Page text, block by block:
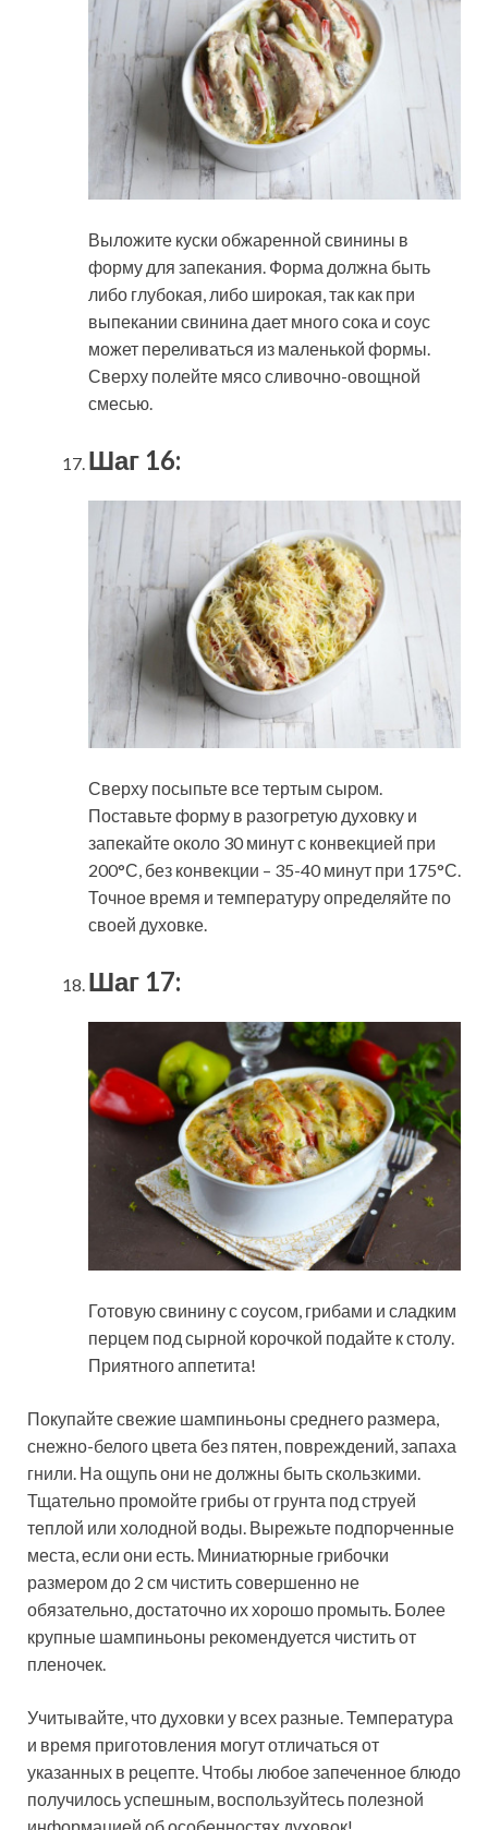
Выложите куски обжаренной свинины в
форму для запекания. Форма должна быть
либо глубокая, либо широкая, так как при
выпекании свинина дает много сока и соус
может переливаться из маленькой формы.
Сверху полейте мясо сливочно-овощной
смесью.
Шаг 16:
Сверху посыпьте все тертым сыром.
Поставьте форму в разогретую духовку и
запекайте около 30 минут с конвекцией при
200°С, без конвекции – 35-40 минут при 175°С.
Точное время и температуру определяйте по
своей духовке.
Шаг 17:
Готовую свинину с соусом, грибами и сладким
перцем под сырной корочкой подайте к столу.
Приятного аппетита!
Покупайте свежие шампиньоны среднего размера,
снежно-белого цвета без пятен, повреждений, запаха
гнили. На ощупь они не должны быть скользкими.
Тщательно промойте грибы от грунта под струей
теплой или холодной воды. Вырежьте подпорченные
места, если они есть. Миниатюрные грибочки
размером до 2 см чистить совершенно не
обязательно, достаточно их хорошо промыть. Более
крупные шампиньоны рекомендуется чистить от
пленочек.
Учитывайте, что духовки у всех разные. Температура
и время приготовления могут отличаться от
указанных в рецепте. Чтобы любое запеченное блюдо
получилось успешным, воспользуйтесь полезной